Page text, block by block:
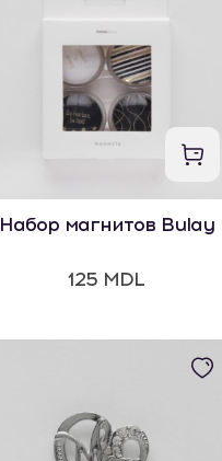
Набор магнитов Bulay
125 MDL